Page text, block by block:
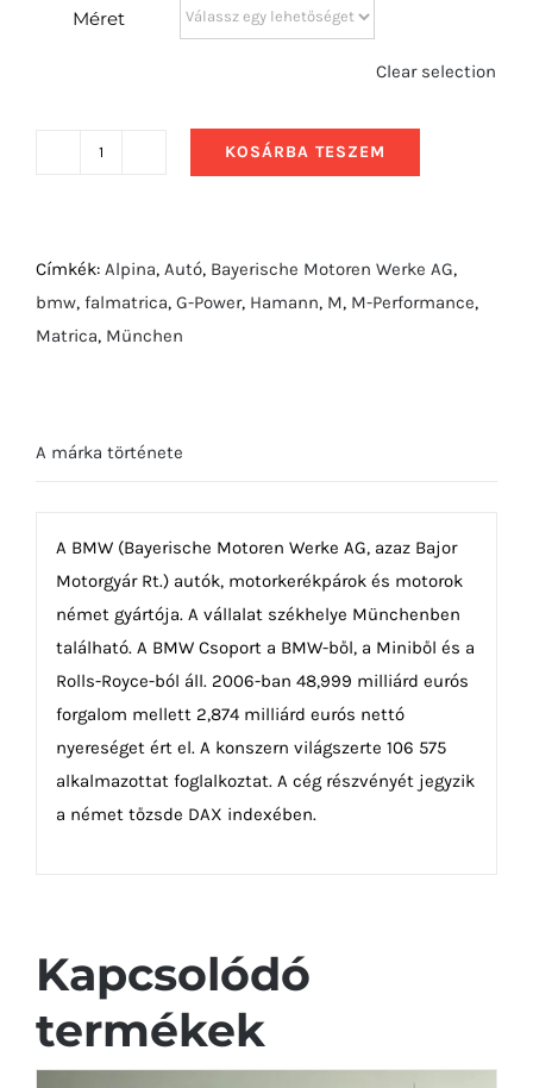
Méret
Clear selection
1
oldalról
mennyiség
KOSÁRBA TESZEM
Címkék: Alpina, Autó, Bayerische Motoren Werke AG,
bmw, falmatrica, G-Power, Hamann, M, M-Performance,
Matrica, München
A márka története
A BMW (Bayerische Motoren Werke AG, azaz Bajor
Motorgyár Rt.) autók, motorkerékpárok és motorok
német gyártója. A vállalat székhelye Münchenben
található. A BMW Csoport a BMW-ből, a Miniből és a
Rolls-Royce-ból áll. 2006-ban 48,999 milliárd eurós
forgalom mellett 2,874 milliárd eurós nettó
nyereséget ért el. A konszern világszerte 106 575
alkalmazottat foglalkoztat. A cég részvényét jegyzik
a német tőzsde DAX indexében.
Kapcsolódó
termékek